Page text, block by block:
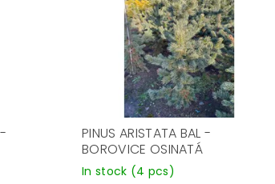
PINUS ARISTATA BAL -
BOROVICE OSINATÁ
In stock (4 pcs)